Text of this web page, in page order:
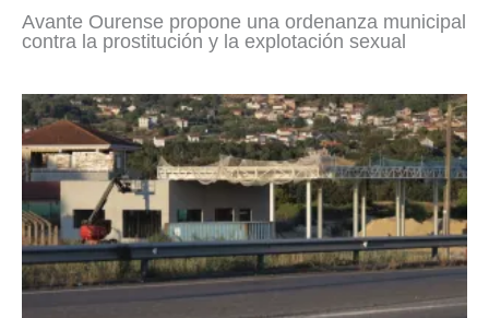
Avante Ourense propone una ordenanza municipal
contra la prostitución y la explotación sexual